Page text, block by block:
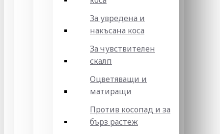
За увредена и
накъсана коса
За чувствителен
скалп
Оцветяващи и
матиращи
Против косопад и за
бърз растеж